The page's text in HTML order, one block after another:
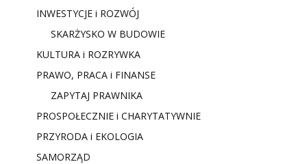
INWESTYCJE i ROZWÓJ
SKARŻYSKO W BUDOWIE
KULTURA i ROZRYWKA
PRAWO, PRACA i FINANSE
ZAPYTAJ PRAWNIKA
PROSPOŁECZNIE i CHARYTATYWNIE
PRZYRODA i EKOLOGIA
SAMORZĄD